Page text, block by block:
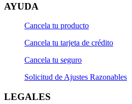
AYUDA
Cancela tu producto
Cancela tu tarjeta de crédito
Cancela tu seguro
Solicitud de Ajustes Razonables
LEGALES